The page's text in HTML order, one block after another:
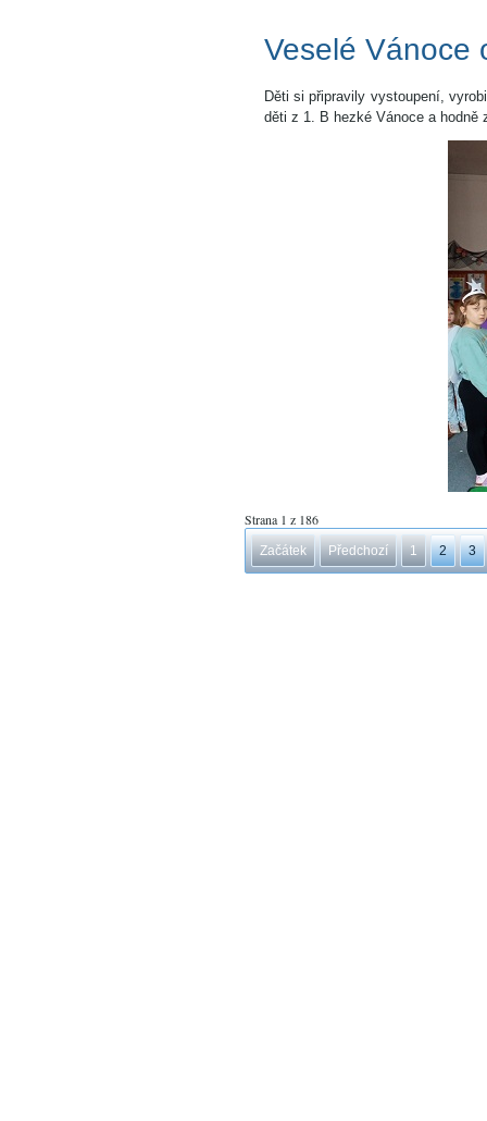
Veselé Vánoce
Děti si připravily vystoupení,
děti z 1. B hezké Vánoce a hodně
Strana 1 z 186
Začátek Předchozí 1 2 3